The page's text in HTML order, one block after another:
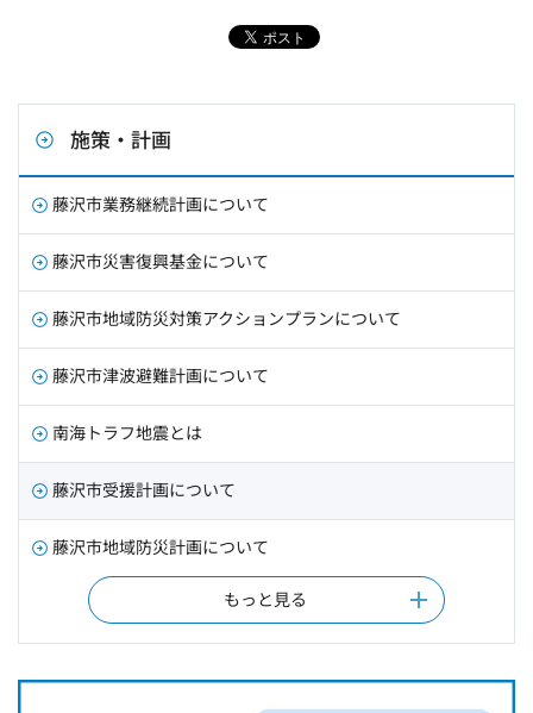
施策・計画
藤沢市業務継続計画について
藤沢市災害復興基金について
藤沢市地域防災対策アクションプランについて
藤沢市津波避難計画について
南海トラフ地震とは
藤沢市受援計画について
藤沢市地域防災計画について
もっと見る